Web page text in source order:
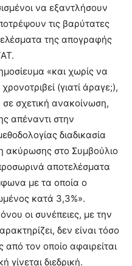
να εξαντλήσουν
τις βαρύτατες
της απογραφής
«και χωρίς να
(γιατί άραγε;),
σχετική ανακοίνωση,
απέναντι στην
διαδικασία
ακύρωσης στο Συμβούλιο
αποτελέσματα
με τα οποία ο
κατά 3,3%».
οι συνέπειες, με την
δεν είναι τόσο
τον οποίο αφαιρείται
γίνεται διεδρική.